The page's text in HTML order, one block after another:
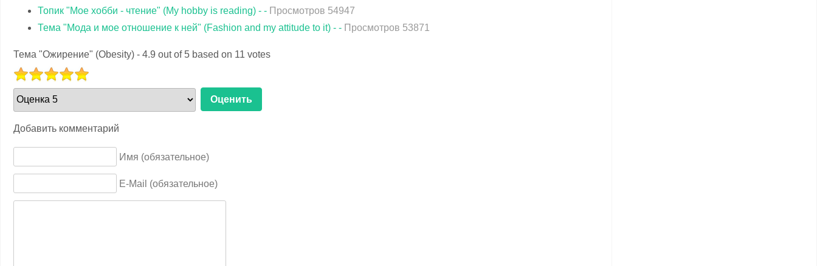
Топик "Мое хобби - чтение" (My hobby is reading) - - Просмотров 54947
Тема "Мода и мое отношение к ней" (Fashion and my attitude to it) - - Просмотров 53871
Тема "Ожирение" (Obesity) - 4.9 out of 5 based on 11 votes
РЕЙТИНГ:
5
/5
Добавить комментарий
Имя (обязательное)
E-Mail (обязательное)